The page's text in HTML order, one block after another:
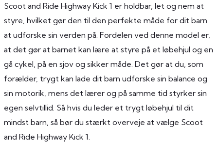
Scoot and Ride Highway Kick 1 er holdbar, let og nem at
styre, hvilket gør den til den perfekte måde for dit barn
at udforske sin verden på. Fordelen ved denne model er,
at det gør at barnet kan lære at styre på et løbehjul og en
gå cykel, på en sjov og sikker måde. Det gør at du, som
forælder, trygt kan lade dit barn udforske sin balance og
sin motorik, mens det lærer og på samme tid styrker sin
egen selvtillid. Så hvis du leder et trygt løbehjul til dit
mindst barn, så bør du stærkt overveje at vælge Scoot
and Ride Highway Kick 1.